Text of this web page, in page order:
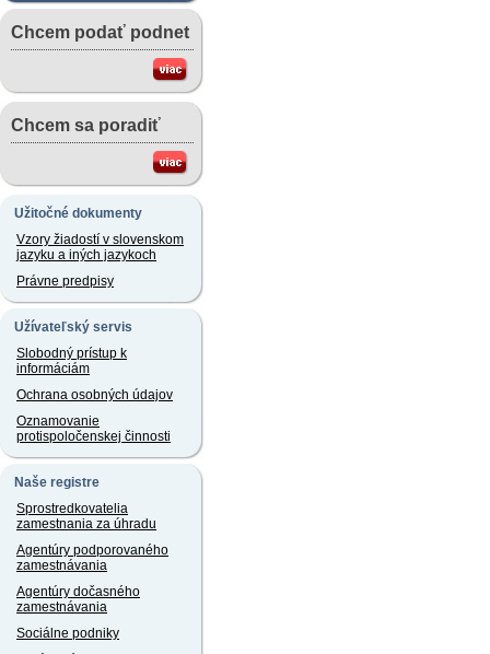
Chcem podať podnet
Chcem sa poradiť
Užitočné dokumenty
Vzory žiadostí v slovenskom
jazyku a iných jazykoch
Právne predpisy
Užívateľský servis
Slobodný prístup k
informáciám
Ochrana osobných údajov
Oznamovanie
protispoločenskej činnosti
Naše registre
Sprostredkovatelia
zamestnania za úhradu
Agentúry podporovaného
zamestnávania
Agentúry dočasného
zamestnávania
Sociálne podniky